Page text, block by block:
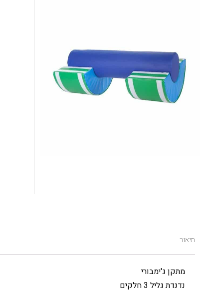
תיאור
מתקן ג'ימבורי
נדנדת גליל 3 חלקים